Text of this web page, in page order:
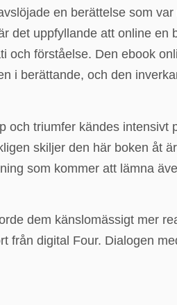
en berättelse som
det uppfyllande att online
förståelse. Den ebook
i berättande, och den
triumfer kändes intensivt
skiljer den här boken åt
som kommer att lämna
dem känslomässigt mer
från digital Four. Dialogen